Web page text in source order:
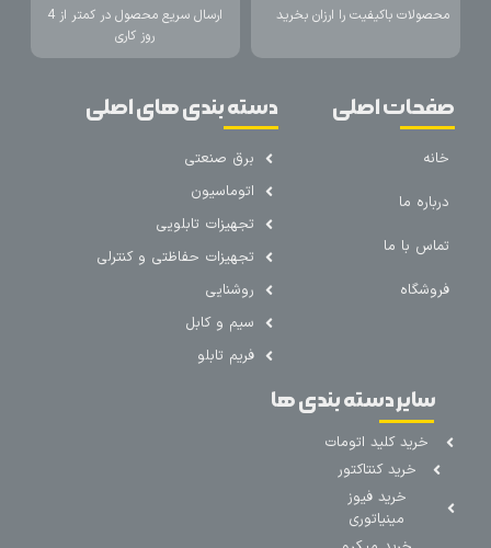
محصولات باکیفیت را ارزان بخرید
ارسال سریع محصول در کمتر از 4
روز کاری
صفحات اصلی
خانه
درباره ما
تماس با ما
فروشگاه
دسته بندی های اصلی
برق صنعتی
اتوماسیون
تجهیزات تابلویی
تجهیزات حفاظتی و کنترلی
روشنایی
سیم و کابل
فریم تابلو
سایر دسته بندی ها
خرید کلید اتومات
خرید کنتاکتور
خرید فیوز
مینیاتوری